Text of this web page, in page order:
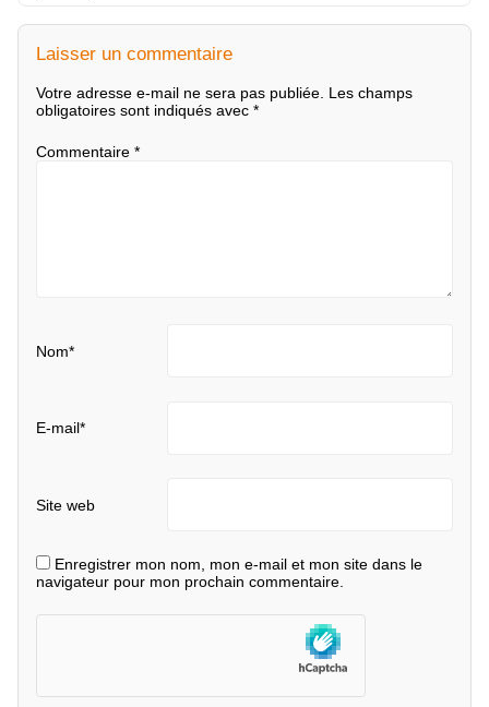
Laisser un commentaire
Votre adresse e-mail ne sera pas publiée. Les champs
obligatoires sont indiqués avec *
Commentaire *
Nom*
E-mail*
Site web
Enregistrer mon nom, mon e-mail et mon site dans le
navigateur pour mon prochain commentaire.